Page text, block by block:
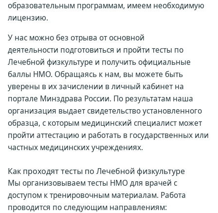
образовательным программам, имеем необходимую
лицензию.
У нас можно без отрыва от основной
деятельности подготовиться и пройти тесты по
Лечебной физкультуре и получить официальные
баллы НМО. Обращаясь к нам, вы можете быть
уверены в их зачислении в личный кабинет на
портале Минздрава России. По результатам наша
организация выдает свидетельство установленного
образца, с которым медицинский специалист может
пройти аттестацию и работать в государственных или
частных медицинских учреждениях.
Как проходят тесты по Лечебной физкультуре
Мы организовываем тесты НМО для врачей с
доступом к тренировочным материалам. Работа
проводится по следующим направлениям: